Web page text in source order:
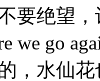
要绝望，
we go
，水仙